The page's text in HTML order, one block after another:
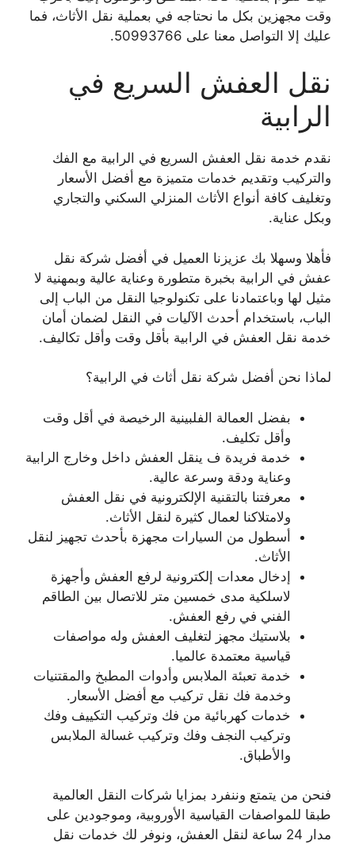
وقت مجهزين بكل ما نحتاجه في بعملية نقل الأثاث، فما
عليك إلا التواصل معنا على 50993766.
نقل العفش السريع في
الرابية
نقدم خدمة نقل العفش السريع في الرابية مع الفك
والتركيب وتقديم خدمات متميزة مع أفضل الأسعار
وتغليف كافة أنواع الأثاث المنزلي السكني والتجاري
وبكل عناية.
فأهلا وسهلا بك عزيزنا العميل في أفضل شركة نقل
عفش في الرابية بخبرة متطورة وعناية عالية وبمهنية لا
مثيل لها وباعتمادنا على تكنولوجيا النقل من الباب إلى
الباب، باستخدام أحدث الآليات في النقل لضمان أمان
خدمة نقل العفش في الرابية بأقل وقت وأقل تكاليف.
لماذا نحن أفضل شركة نقل أثاث في الرابية؟
بفضل العمالة الفلبينية الرخيصة في أقل وقت
وأقل تكليف.
خدمة فريدة ف ينقل العفش داخل وخارج الرابية
وعناية ودقة وسرعة عالية.
معرفتنا بالتقنية الإلكترونية في نقل العفش
ولامتلاكنا لعمال كثيرة لنقل الأثاث.
أسطول من السيارات مجهزة بأحدث تجهيز لنقل
الأثاث.
إدخال معدات إلكترونية لرفع العفش وأجهزة
لاسلكية مدى خمسين متر للاتصال بين الطاقم
الفني في رفع العفش.
بلاستيك مجهز لتغليف العفش وله مواصفات
قياسية معتمدة عالميا.
خدمة تعبئة الملابس وأدوات المطبخ والمقتنيات
وخدمة فك نقل تركيب مع أفضل الأسعار.
خدمات كهربائية من فك وتركيب التكييف وفك
وتركيب النجف وفك وتركيب غسالة الملابس
والأطباق.
فنحن من يتمتع وننفرد بمزايا شركات النقل العالمية
طبقا للمواصفات القياسية الأوروبية، وموجودين على
مدار 24 ساعة لنقل العفش، ونوفر لك خدمات نقل